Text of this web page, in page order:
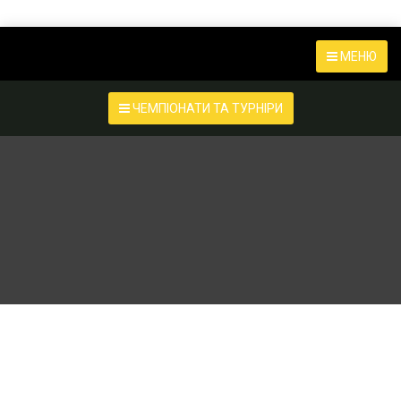
МЕНЮ
ЧЕМПІОНАТИ ТА ТУРНІРИ